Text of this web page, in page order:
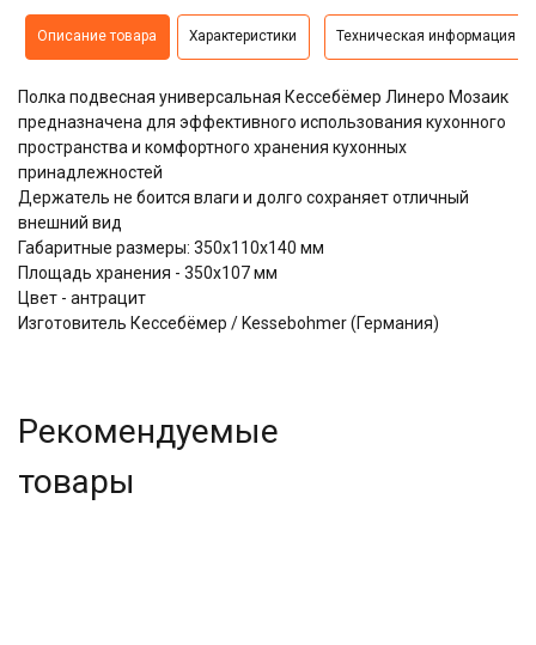
Описание товара Характеристики Техническая информация
Полка подвесная универсальная Кессебёмер Линеро Мозаик
предназначена для эффективного использования кухонного
пространства и комфортного хранения кухонных
принадлежностей
Держатель не боится влаги и долго сохраняет отличный
внешний вид
Габаритные размеры: 350х110х140 мм
Площадь хранения - 350х107 мм
Цвет - антрацит
Изготовитель Кессебёмер / Kessebohmer (Германия)
Рекомендуемые
товары